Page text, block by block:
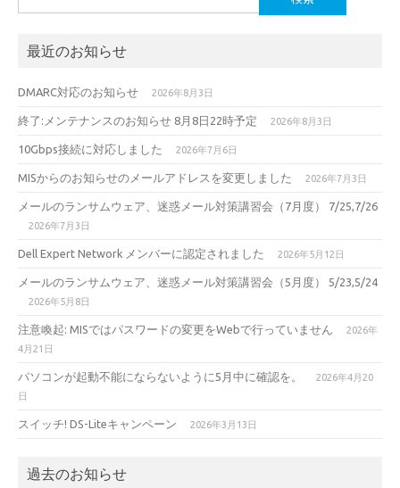
索:
最近のお知らせ
DMARC対応のお知らせ 2026年8月3日
終了:メンテナンスのお知らせ 8月8日22時予定 2026年8月3日
10Gbps接続に対応しました 2026年7月6日
MISからのお知らせのメールアドレスを変更しました 2026年7月3日
メールのランサムウェア、迷惑メール対策講習会（7月度） 7/25,7/26
2026年7月3日
Dell Expert Network メンバーに認定されました 2026年5月12日
メールのランサムウェア、迷惑メール対策講習会（5月度） 5/23,5/24
2026年5月8日
注意喚起: MISではパスワードの変更をWebで行っていません
2026年
4月21日
パソコンが起動不能にならないように5月中に確認を。
2026年4月20
日
スイッチ! DS-Liteキャンペーン 2026年3月13日
過去のお知らせ